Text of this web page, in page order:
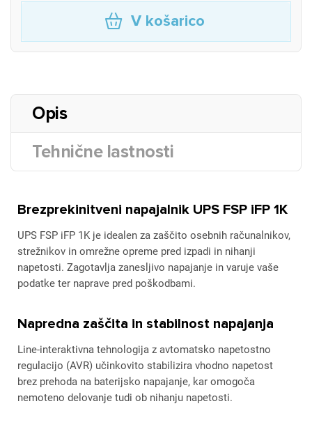
V košarico
Opis
Tehnične lastnosti
Brezprekinitveni napajalnik UPS FSP iFP 1K
UPS FSP iFP 1K je idealen za zaščito osebnih računalnikov,
strežnikov in omrežne opreme pred izpadi in nihanji
napetosti. Zagotavlja zanesljivo napajanje in varuje vaše
podatke ter naprave pred poškodbami.
Napredna zaščita in stabilnost napajanja
Line-interaktivna tehnologija z avtomatsko napetostno
regulacijo (AVR) učinkovito stabilizira vhodno napetost
brez prehoda na baterijsko napajanje, kar omogoča
nemoteno delovanje tudi ob nihanju napetosti.